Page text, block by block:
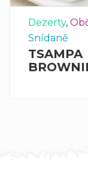
Dezerty,
Snídaně
TSAMPA